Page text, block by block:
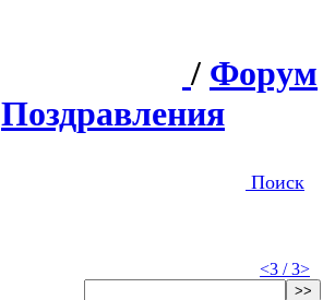
/ Форум
Поздравления
Поиск
<3 / 3>
>>